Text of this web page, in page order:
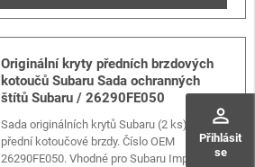
perm_identity
Přihlásit
se
Originální kryty předních brzdových
kotoučů Subaru Sada ochranných
štítů Subaru / 26290FE050
Sada originálních krytů Subaru (2 ks) pro
přední kotoučové brzdy. Číslo OEM
26290FE050. Vhodné pro Subaru Impreza